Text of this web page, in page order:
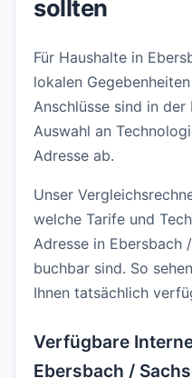
sollten
Für Haushalte in
lokalen
Anschlüsse sind in
Auswahl an
Adresse ab.
Unser
welche Tarife und
Adresse in Ebersbach
buchbar sind. So
Ihnen tatsächlich
Verfügbare
Ebersbach /